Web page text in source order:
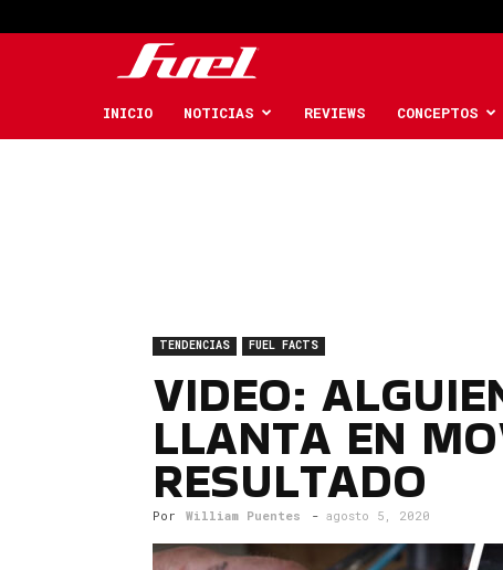
Car
INICIO NOTICIAS REVIEWS CONCEPTOS
TENDENCIAS FUEL FACTS
VIDEO:
LLANTA EN
RESULTADO
Por William Puentes - agosto 5, 2020